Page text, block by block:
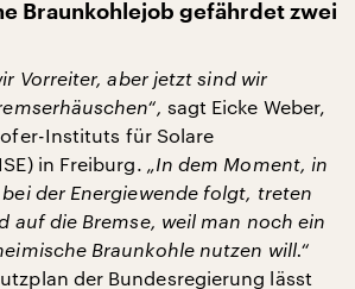
Braunkohlejob gefährdet zwei
Vorreiter, aber jetzt sind wir
sagt Eicke Weber,
Instituts für Solare
in Freiburg. „In dem Moment, in
der Energiewende folgt, treten
auf die Bremse, weil man noch ein
Braunkohle nutzen will.“
der Bundesregierung lässt